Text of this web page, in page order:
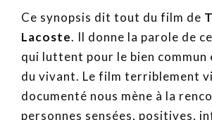
Ce synopsis dit tout du film de
Lacoste. Il donne la parole de
qui luttent pour le bien commun
du vivant. Le film terriblement
documenté nous mène à la
personnes sensées, positives,